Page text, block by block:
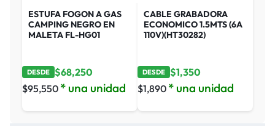
ESTUFA FOGON A GAS
CAMPING NEGRO EN
MALETA FL-HG01
DESDE $68,250
$95,550 * una unidad
CABLE GRABADORA
ECONOMICO 1.5MTS (6A
110V)(HT30282)
DESDE $1,350
$1,890 * una unidad